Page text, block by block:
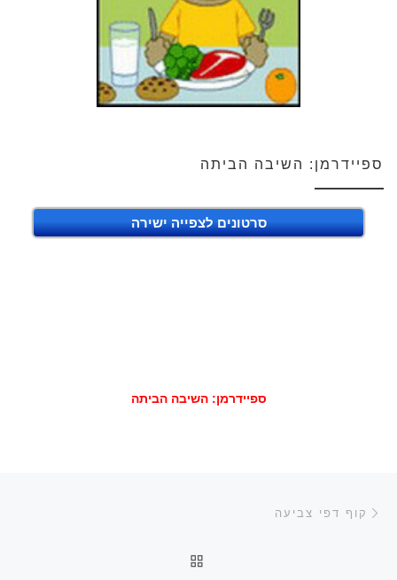
ספיידרמן: השיבה הביתה
סרטונים לצפייה ישירה
ספיידרמן: השיבה הביתה
ניווט בפוסטים
קוף דפי צביעה
חזרה לרשימת הפוסטים